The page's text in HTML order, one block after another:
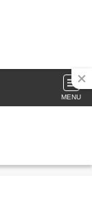
MENU